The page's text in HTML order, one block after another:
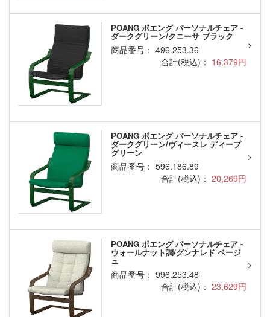
POANG ポエング パーソナルチェア -
ダークグリーン/クニーサ ブラック
商品番号： 496.253.36
合計(税込)： 16,379円
POANG ポエング パーソナルチェア -
ダークグリーン/ヴィースレ ディープ
グリーン
商品番号： 596.186.89
合計(税込)： 20,269円
POANG ポエング パーソナルチェア -
ウォールナット調/グンナレド ベージ
ュ
商品番号： 996.253.48
合計(税込)： 23,629円